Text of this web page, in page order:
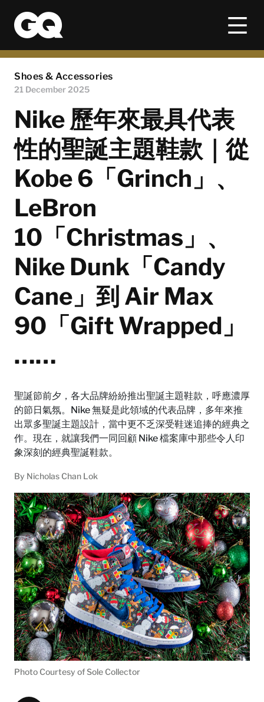
Shoes & Accessories
21 December 2025
Nike 歷年來最具代表
性的聖誕主題鞋款｜從
Kobe 6「Grinch」、
LeBron
10「Christmas」、
Nike Dunk「Candy
Cane」到 Air Max
90「Gift Wrapped」
……
聖誕節前夕，各大品牌紛紛推出聖誕主題鞋款，呼應濃厚
的節日氣氛。Nike 無疑是此領域的代表品牌，多年來推
出眾多聖誕主題設計，當中更不乏深受鞋迷追捧的經典之
作。現在，就讓我們一同回顧 Nike 檔案庫中那些令人印
象深刻的經典聖誕鞋款。
By Nicholas Chan Lok
Photo Courtesy of Sole Collector